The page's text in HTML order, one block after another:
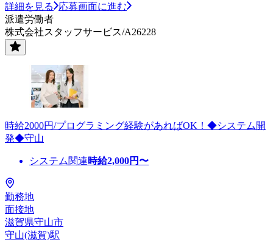
詳細を見る
応募画面に進む
派遣労働者
株式会社スタッフサービス/A26228
時給2000円/プログラミング経験があればOK！◆システム開
発◆守山
システム関連時給2,000円〜
勤務地
面接地
滋賀県守山市
守山(滋賀)駅